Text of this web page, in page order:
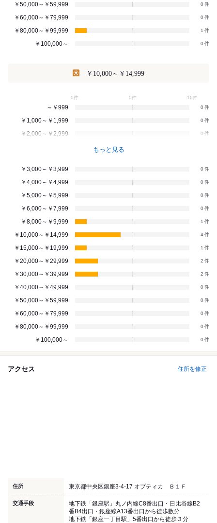
￥50,000～￥59,999 0
￥60,000～￥79,999 0
￥80,000～￥99,999 1
￥100,000～ 0
￥10,000～￥14,999
0件 5件 10件
～￥999 0
￥1,000～￥1,999 0
￥2,000～￥2,999 0
もっと見る
￥3,000～￥3,999 0
￥4,000～￥4,999 0
￥5,000～￥5,999 0
￥6,000～￥7,999 0
￥8,000～￥9,999 1
￥10,000～￥14,999 4
￥15,000～￥19,999 1
￥20,000～￥29,999 2
￥30,000～￥39,999 2
￥40,000～￥49,999 0
￥50,000～￥59,999 0
￥60,000～￥79,999 0
￥80,000～￥99,999 0
￥100,000～ 0
アクセス 住所を修正
住所 東京都中央区銀座3-4-17 オプティカ Ｂ１Ｆ
交通手段
地下鉄「銀座駅」丸ノ内線C8番出口・日比谷線B2
番B4出口・銀座線A13番出口から徒歩数分
地下鉄「銀座一丁目駅」5番出口から徒歩３分